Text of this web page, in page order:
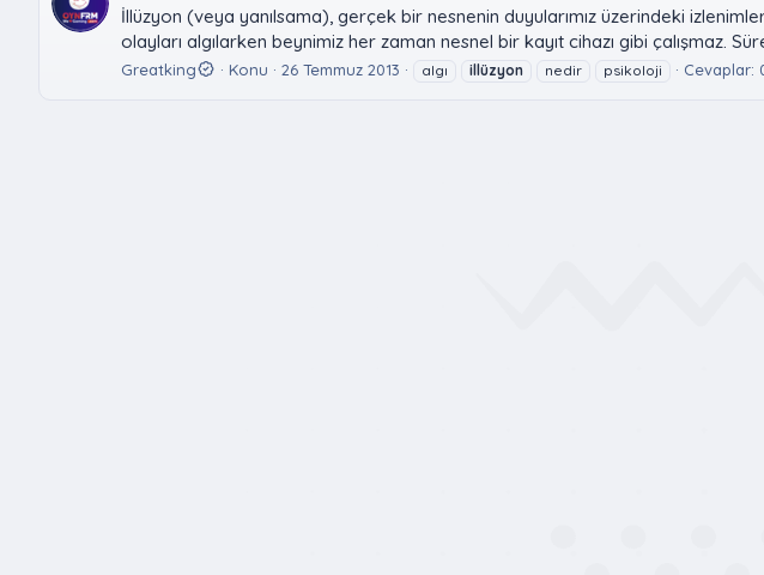
İllüzyon (veya yanılsama), gerçek bir nesnenin duyularımız üzerindeki
olayları algılarken beynimiz her zaman nesnel bir kayıt cihazı gibi çalışmaz.
Greatking Konu 26 Temmuz 2013 algı illüzyon nedir psikoloji Cevaplar: